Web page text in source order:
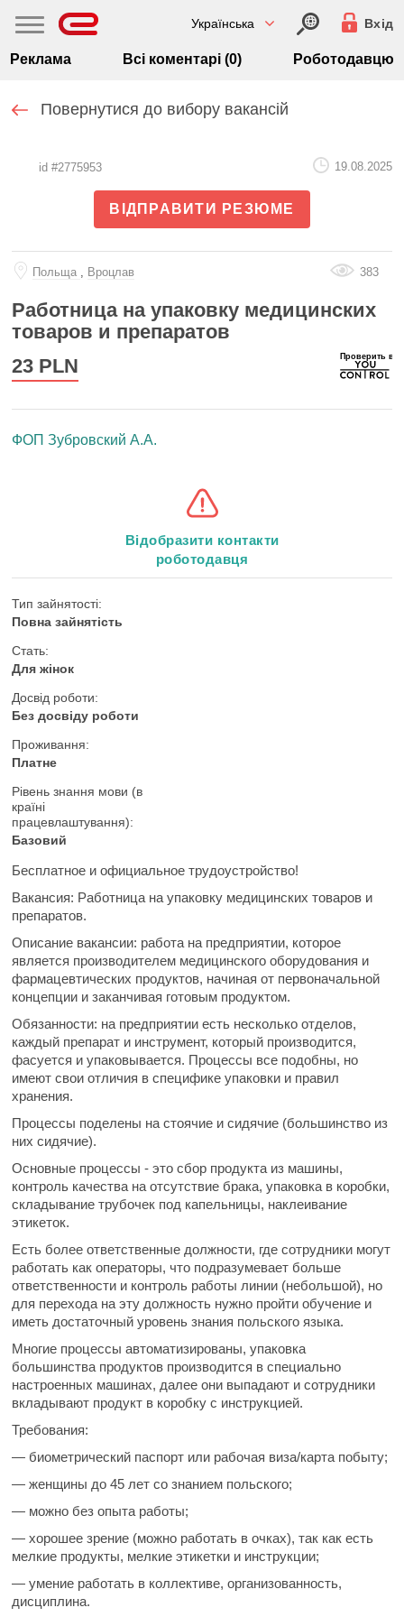
Українська Вхід
Реклама Всі коментарі (0) Роботодавцю
Повернутися до вибору вакансій
id #2775953 19.08.2025
ВІДПРАВИТИ РЕЗЮМЕ
Польща , Вроцлав 383
Работница на упаковку медицинских
товаров и препаратов
23 PLN
ФОП Зубровский А.А.
Відобразити контакти
роботодавця
Тип зайнятості:
Повна зайнятість
Стать:
Для жінок
Досвід роботи:
Без досвіду роботи
Проживання:
Платне
Рівень знання мови (в
країні
працевлаштування):
Базовий
Бесплатное и официальное трудоустройство!
Вакансия: Работница на упаковку медицинских товаров и
препаратов.
Описание вакансии: работа на предприятии, которое
является производителем медицинского оборудования и
фармацевтических продуктов, начиная от первоначальной
концепции и заканчивая готовым продуктом.
Обязанности: на предприятии есть несколько отделов,
каждый препарат и инструмент, который производится,
фасуется и упаковывается. Процессы все подобны, но
имеют свои отличия в специфике упаковки и правил
хранения.
Процессы поделены на стоячие и сидячие (большинство из
них сидячие).
Основные процессы - это сбор продукта из машины,
контроль качества на отсутствие брака, упаковка в коробки,
складывание трубочек под капельницы, наклеивание
этикеток.
Есть более ответственные должности, где сотрудники могут
работать как операторы, что подразумевает больше
ответственности и контроль работы линии (небольшой), но
для перехода на эту должность нужно пройти обучение и
иметь достаточный уровень знания польского языка.
Многие процессы автоматизированы, упаковка
большинства продуктов производится в специально
настроенных машинах, далее они выпадают и сотрудники
вкладывают продукт в коробку с инструкцией.
Требования:
— биометрический паспорт или рабочая виза/карта побыту;
— женщины до 45 лет со знанием польского;
— можно без опыта работы;
— хорошее зрение (можно работать в очках), так как есть
мелкие продукты, мелкие этикетки и инструкции;
— умение работать в коллективе, организованность,
дисциплина.